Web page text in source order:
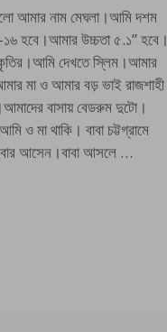
আমার নাম মেঘলা।আমি দশম
হবে।আমার উচ্চতা ৫.১” হবে।
দেখতে স্লিম।আমার
মা ও আমার বড় ভাই রাজশাহী
বাসায় বেডরুম দুটো।
ও মা থাকি। বাবা চট্টগ্রামে
আসেন।বাবা আসলে …